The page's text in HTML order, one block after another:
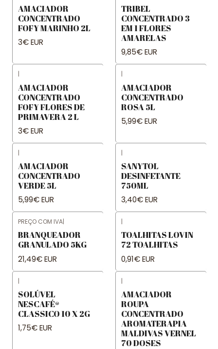
AMACIADOR
CONCENTRADO
FOFY MARINHO 2L
3€ EUR
TRIBEL
CONCENTRADO 3
EM 1 FLORES
AMARELAS
9,85€ EUR
|
AMACIADOR
CONCENTRADO
FOFY FLORES DE
PRIMAVERA 2 L
3€ EUR
|
AMACIADOR
CONCENTRADO
ROSA 5L
5,99€ EUR
|
AMACIADOR
CONCENTRADO
VERDE 5L
5,99€ EUR
|
SANYTOL
DESINFETANTE
750ML
3,40€ EUR
PREÇO COM IVA|
BRANQUEADOR
GRANULADO 5KG
21,49€ EUR
|
TOALHITAS LOVIN
72 TOALHITAS
0,91€ EUR
|
SOLÚVEL
NESCAFÉ®
CLASSICO 10 X 2G
1,75€ EUR
|
AMACIADOR
ROUPA
CONCENTRADO
AROMATERAPIA
MALDIVAS VERNEL
70 DOSES